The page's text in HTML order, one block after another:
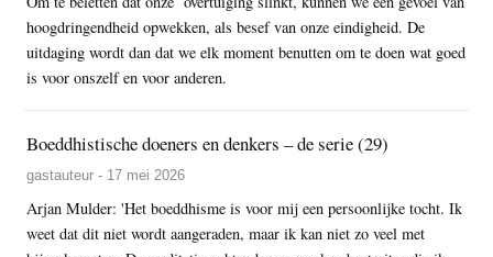
hoogdringendheid opwekken, als besef van onze eindigheid. De
uitdaging wordt dan dat we elk moment benutten om te doen wat goed
is voor onszelf en voor anderen.
Boeddhistische doeners en denkers – de serie (29)
gastauteur - 17 mei 2026
Arjan Mulder: 'Het boeddhisme is voor mij een persoonlijke tocht. Ik
weet dat dit niet wordt aangeraden, maar ik kan niet zo veel met